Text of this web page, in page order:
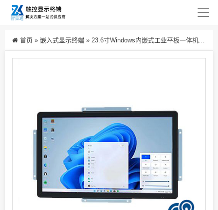
首页 » 嵌入式显示终端 » 23.6寸Windows内嵌式工业平板一体机全封闭防水电容触摸工控电脑